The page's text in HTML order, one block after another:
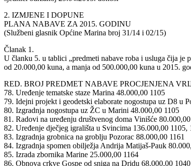
2. IZMJENE I DOPUNE
PLANA NABAVE ZA 2015. GODINU
(Službeni glasnik Općine Marina broj 31/14 i 02/15)
Članak 1.
U članku 5. u tablici „predmeti nabave roba i usluga čija je
od 20.000,00 kuna, a manja od 500.000,00 kuna u 2015.
RED. BROJ PREDMET NABAVE PROCJENJENA
78. Uređenje tematske staze Marina 48.000,00 1105
79. Idejni projekt i geodetski elaborate nogostupa uz D8 u
80. Izgradnja nogostupa uz ŽC u Marini 48.000,00 1105
81. Radovi na uređenju društvenog doma Vinišće
82. Uređenje dječjeg igrališta u Svincima 136.000,00 1105,
83. Izgradnja grobnica na groblju Pozorac 88.000,00 1161
84. Izgradnja spomen obilježja Andrija Matijaš-Pauk
85. Izrada zbornika Marine 25.000,00 1164
86. Obnova crkve Gospe od sniga na Dridu 68.000,00 1040